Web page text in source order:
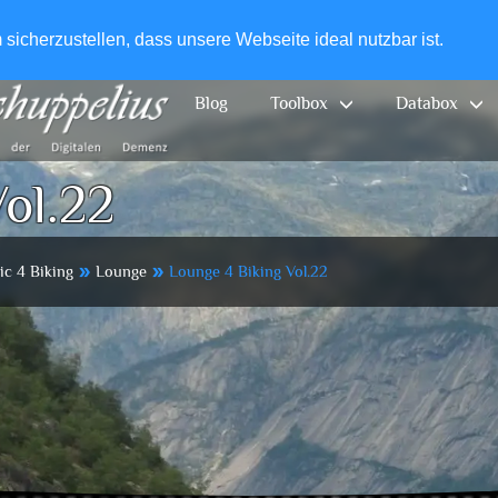
dass unsere Webseite ideal nutzbar ist.
Blog Toolbox Databox
4 Biking double_arrow Lounge double_arrow Lounge 4 Biking Vol.22